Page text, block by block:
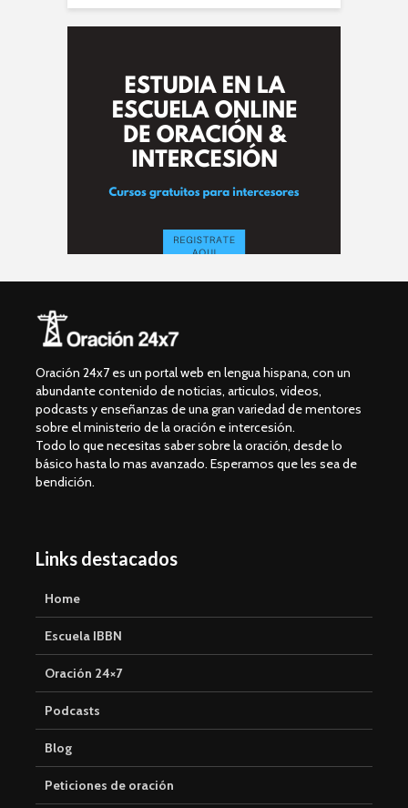
Oración 24x7 es un portal web en lengua hispana, con un
abundante contenido de noticias, articulos, videos,
podcasts y enseñanzas de una gran variedad de mentores
sobre el ministerio de la oración e intercesión.
Todo lo que necesitas saber sobre la oración, desde lo
básico hasta lo mas avanzado. Esperamos que les sea de
bendición.
Links destacados
Home
Escuela IBBN
Oración 24×7
Podcasts
Blog
Peticiones de oración